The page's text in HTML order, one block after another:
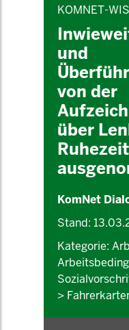
KOMNET-
und
von der
über
KomNet
Stand:
Kategorie:
>